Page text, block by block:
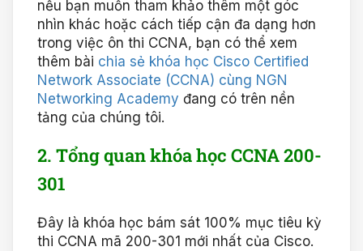
nếu bạn muốn tham khảo thêm một góc
nhìn khác hoặc cách tiếp cận đa dạng hơn
trong việc ôn thi CCNA, bạn có thể xem
thêm bài chia sẻ khóa học Cisco Certified
Network Associate (CCNA) cùng NGN
Networking Academy đang có trên nền
tảng của chúng tôi.
2. Tổng quan khóa học CCNA 200-
301
Đây là khóa học bám sát 100% mục tiêu kỳ
thi CCNA mã 200-301 mới nhất của Cisco.